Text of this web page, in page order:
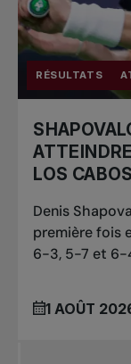
RÉSULTATS
LOS CABOS
Denis
première fois
6-3, 5-7 et 6-
1 AOÛT